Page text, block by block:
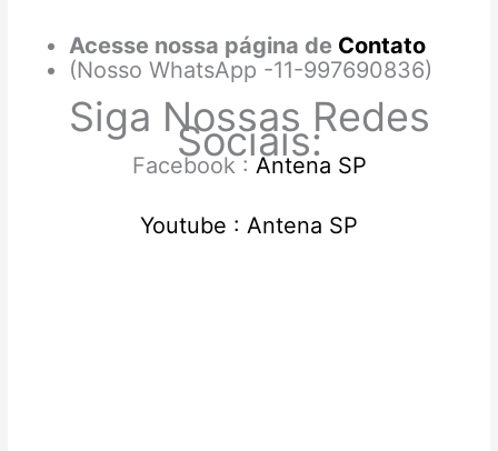
Acesse nossa página de Contato
(Nosso WhatsApp -11-997690836)
Siga Nossas Redes
Sociais:
Facebook : Antena SP
Youtube : Antena SP